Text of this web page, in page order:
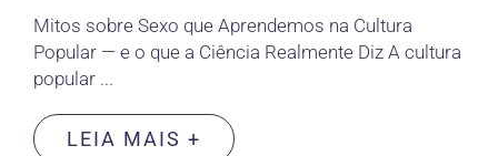
Mitos sobre Sexo que Aprendemos na Cultura
Popular — e o que a Ciência Realmente Diz A cultura
popular ...
LEIA MAIS +